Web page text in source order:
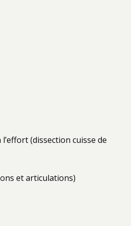
(dissection cuisse de
et articulations)